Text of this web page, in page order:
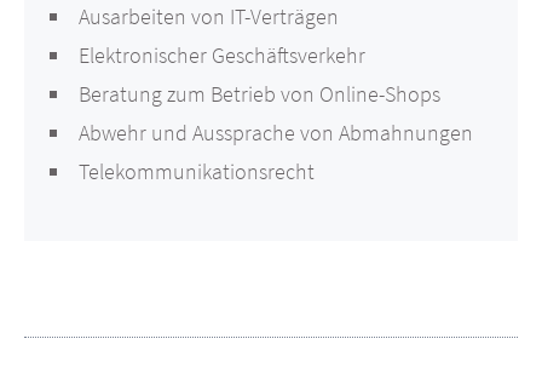
Ausarbeiten von IT-Verträgen
Elektronischer Geschäftsverkehr
Beratung zum Betrieb von Online-Shops
Abwehr und Aussprache von Abmahnungen
Telekommunikationsrecht